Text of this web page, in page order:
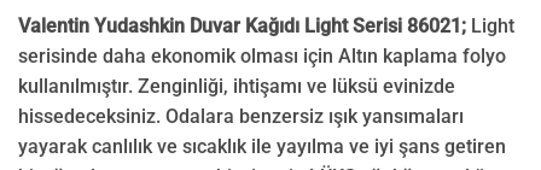
Valentin Yudashkin Duvar Kağıdı Light Serisi 86021; Light
serisinde daha ekonomik olması için Altın kaplama folyo
kullanılmıştır. Zenginliği, ihtişamı ve lüksü evinizde
hissedeceksiniz. Odalara benzersiz ışık yansımaları
yayarak canlılık ve sıcaklık ile yayılma ve iyi şans getiren